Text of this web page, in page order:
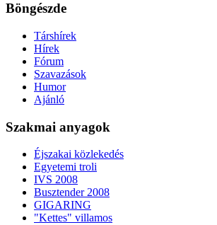
Böngészde
Társhírek
Hírek
Fórum
Szavazások
Humor
Ajánló
Szakmai anyagok
Éjszakai közlekedés
Egyetemi troli
IVS 2008
Busztender 2008
GIGARING
"Kettes" villamos